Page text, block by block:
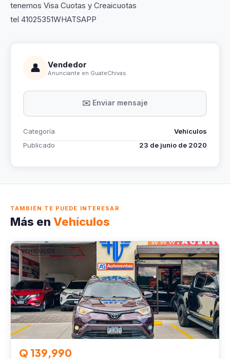
tenemos Visa Cuotas y Creaicuotas
tel 41025351WHATSAPP
👤 Vendedor
Anunciante en GuateChivas
✉️ Enviar mensaje
Categoría
Vehículos
Publicado
23 de junio de 2020
TAMBIÉN TE PUEDE INTERESAR
Más en Vehículos
VEHÍCULOS
Q 139,990